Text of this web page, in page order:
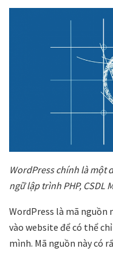
WordPress chính là một
ngữ lập trình PHP, CSDL
WordPress là mã nguồn
vào website để có thể
mình. Mã nguồn này có